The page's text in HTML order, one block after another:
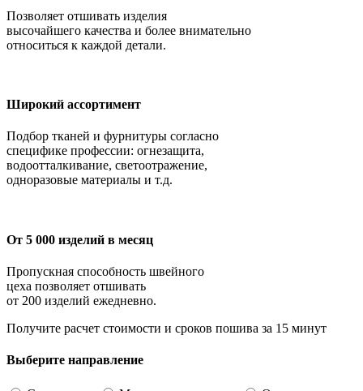
Позволяет отшивать изделия
высочайшего качества и более внимательно
относиться к каждой детали.
Широкий ассортимент
Подбор тканей и фурнитуры согласно
специфике профессии: огнезащита,
водоотталкивание, светоотражение,
одноразовые материалы и т.д.
От 5 000 изделий в месяц
Пропускная способность швейного
цеха позволяет отшивать
от 200 изделий ежедневно.
Получите расчет стоимости и сроков пошива за 15 минут
Выберите направление